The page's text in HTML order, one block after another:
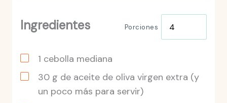
Ingredientes Porciones
1 cebolla mediana
30 g de aceite de oliva virgen extra (y
un poco más para servir)